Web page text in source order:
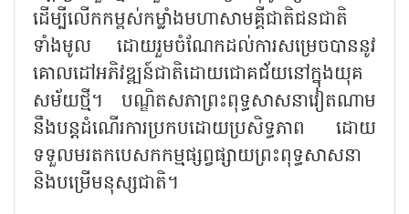
ដើម្បីលើកកម្ពស់កម្លាំងមហាសាមគ្គីជាតិជនជាតិ
ទាំងមូល ដោយរួមចំណែកដល់ការសម្រេចបាននូវ
គោលដៅអភិវឌ្ឍន៍ជាតិដោយជោគជ័យនៅក្នុងយុគ
សម័យថ្មី។ បណ្ឌិតសភាព្រះពុទ្ធសាសនាវៀតណាម
នឹងបន្តដំណើរការប្រកបដោយប្រសិទ្ធភាព ដោយ
ទទួលមរតកបេសកកម្មផ្សព្វផ្សាយព្រះពុទ្ធសាសនា
និងបម្រើមនុស្សជាតិ។